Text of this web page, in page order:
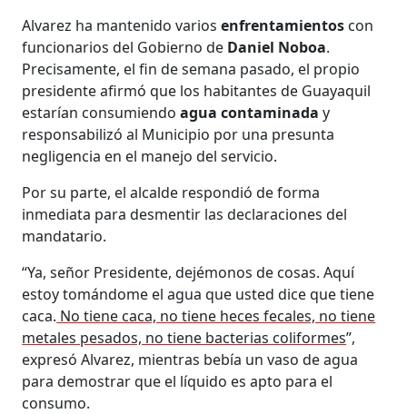
Alvarez ha mantenido variosenfrentamientos con
funcionarios del Gobierno de Daniel Noboa.
Precisamente, el fin de semana pasado, el propio
presidente afirmó que los habitantes de Guayaquil
estarían consumiendoagua contaminaday
responsabilizó al Municipio por una presunta
negligencia en el manejo del servicio.
Por su parte, el alcalde respondió de forma
inmediata para desmentir las declaraciones del
mandatario.
“Ya, señor Presidente, dejémonos de cosas. Aquí
estoy tomándome el agua que usted dice que tiene
caca. No tiene caca, no tiene heces fecales, no tiene
metales pesados, no tiene bacterias coliformes”,
expresó Alvarez, mientras bebía un vaso de agua
para demostrar que el líquido es apto para el
consumo.